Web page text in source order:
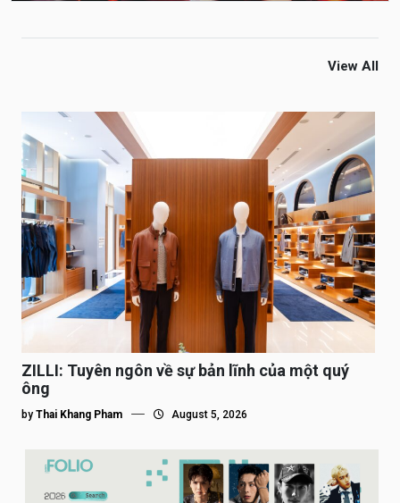
View All
ZILLI: Tuyên ngôn về sự bản lĩnh của một quý
ông
by Thai Khang Pham August 5, 2026